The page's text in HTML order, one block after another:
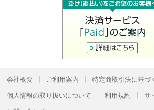
会社概要 ご利用案内 特定商取引法に基づ
個人情報の取り扱いについて 利用規約 サ